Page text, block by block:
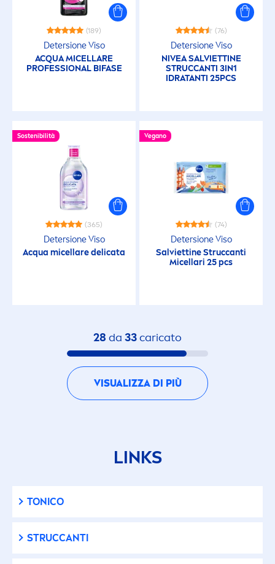
(189)
Detersione Viso
ACQUA MICELLARE
PROFESSIONAL BIFASE
(76)
Detersione Viso
NIVEASALVIETTINE
STRUCCANTI 3IN1
IDRATANTI 25PCS
Sostenibilità
(365)
Detersione Viso
Acqua micellare delicata
Vegano
(74)
Detersione Viso
Salviettine Struccanti
Micellari 25 pcs
28 da 33caricato
VISUALIZZA DI PIÙ
LINKS
TONICO
STRUCCANTI